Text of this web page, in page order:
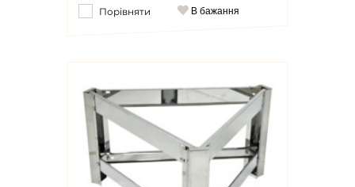
Порівняти В бажання